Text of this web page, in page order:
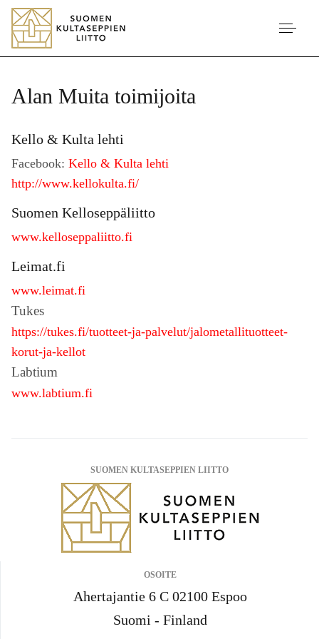
Alan Muita toimijoita
Kello & Kulta lehti
Facebook: Kello & Kulta lehti
http://www.kellokulta.fi/
Suomen Kelloseppäliitto
www.kelloseppaliitto.fi
Leimat.fi
www.leimat.fi
Tukes
https://tukes.fi/tuotteet-ja-palvelut/jalometallituotteet-
korut-ja-kellot
Labtium
www.labtium.fi
SUOMEN KULTASEPPIEN LIITTO
OSOITE
Ahertajantie 6 C 02100 Espoo
Suomi - Finland